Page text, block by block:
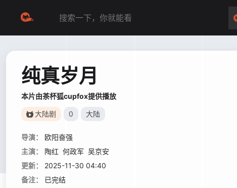
纯真岁月
本片由茶杯狐cupfox提供播放
大陆剧 0 大陆
导演：
欧阳奋强
主演：
陶红 何政军 吴京安
更新：
2025-11-30 04:40
备注：
已完结